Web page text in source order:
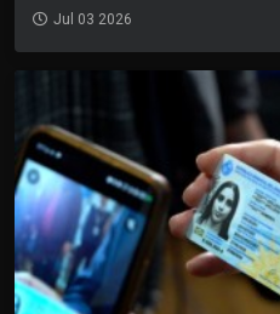
Jul 03 2026